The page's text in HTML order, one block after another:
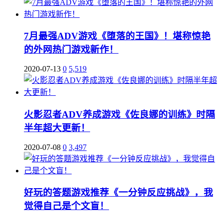
7月最强ADV游戏《堕落的王国》！堪称惊艳
的外网热门游戏新作！
2020-07-13 0 5,519
火影忍者ADV养成游戏《佐良娜的训练》时隔
半年超大更新！
2020-07-08 0 3,497
好玩的答题游戏推荐《一分钟反应挑战》，我
觉得自己是个文盲！